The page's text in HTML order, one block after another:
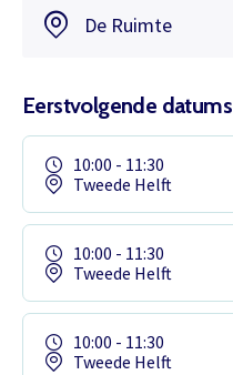
De Ruimte
Eerstvolgende datums
10:00 - 11:30
Tweede Helft
10:00 - 11:30
Tweede Helft
10:00 - 11:30
Tweede Helft